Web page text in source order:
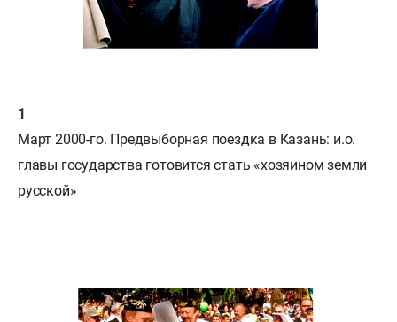
Март 2000-го. Предвыборная поездка в Казань: и.о.
главы государства готовится стать «хозяином земли
русской»